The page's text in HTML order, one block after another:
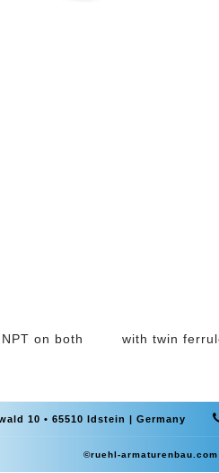
on both
with twin
10 • 65510 Idstein | Germany
©ruehl-armaturenbau.com